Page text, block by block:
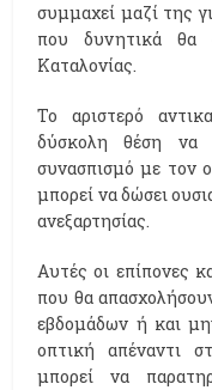
συμμαχεί μαζί της
που δυνητικά θα
Καταλονίας.
Το αριστερό
δύσκολη θέση να
συνασπισμό με τον
μπορεί να δώσει
ανεξαρτησίας.
Αυτές οι επίπονες
που θα
εβδομάδων ή και
οπτική απέναντι
μπορεί να